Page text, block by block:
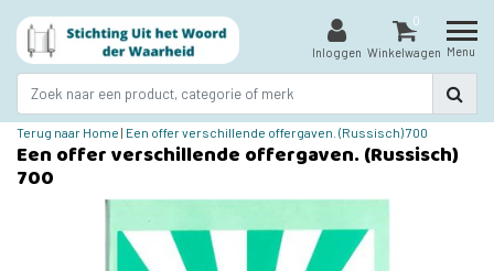
Inloggen
0
Winkelwagen Menu
Terug naar Home | Een offer verschillende offergaven. (Russisch) 700
Een offer verschillende offergaven. (Russisch)
700